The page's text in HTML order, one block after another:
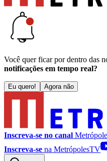
Você quer ficar por dentro das
notificações em tempo real?
Eu quero! Agora não
Inscreva-se no canal
Inscreva-se na MetrópolesTV